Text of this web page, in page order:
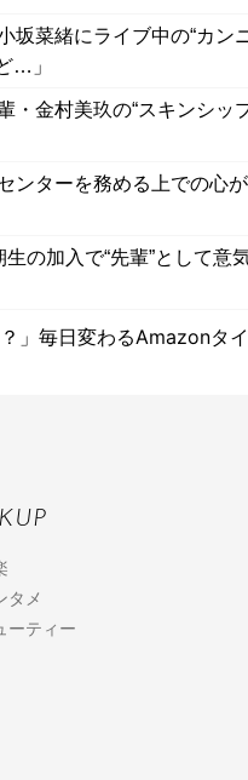
坂菜緒にライブ中の“カン
…」
・金村美玖の“スキンシッ
ンターを務める上での心
の加入で“先輩”として意
」毎日変わるAmazonタ
タメ
ーティー